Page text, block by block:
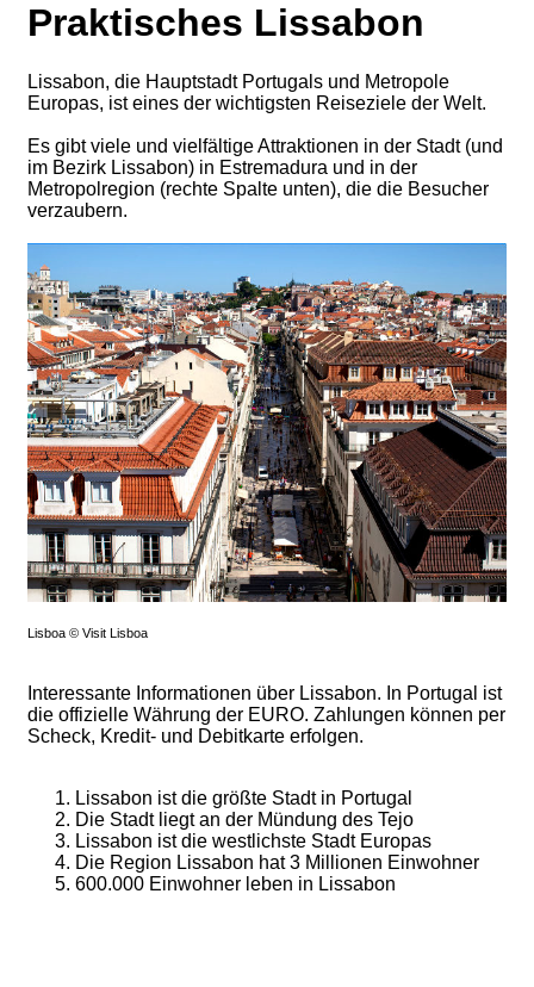
Praktisches Lissabon
Lissabon, die Hauptstadt Portugals und Metropole
Europas, ist eines der wichtigsten Reiseziele der Welt.
Es gibt viele und vielfältige Attraktionen in der Stadt (und
im Bezirk Lissabon) in Estremadura und in der
Metropolregion (rechte Spalte unten), die die Besucher
verzaubern.
Lisboa © Visit Lisboa
Interessante Informationen über Lissabon. In Portugal ist
die offizielle Währung der EURO. Zahlungen können per
Scheck, Kredit- und Debitkarte erfolgen.
Lissabon ist die größte Stadt in Portugal
Die Stadt liegt an der Mündung des Tejo
Lissabon ist die westlichste Stadt Europas
Die Region Lissabon hat 3 Millionen Einwohner
600.000 Einwohner leben in Lissabon